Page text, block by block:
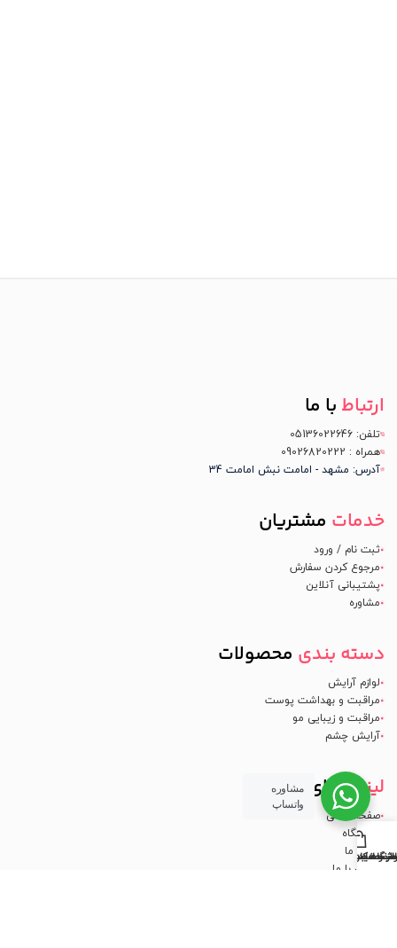
ارتباط با ما
تلفن: 05136022646
همراه : 09026820222
آدرس: مشهد - امامت نبش امامت 34
خدمات مشتریان
ثبت نام / ورود
مرجوع کردن سفارش
پشتیبانی آنلاین
مشاوره
دسته بندی محصولات
لوازم آرایش
مراقبت و بهداشت پوست
مراقبت و زیبایی مو
آرایش چشم
لینکهای مفید
صفحه اصلی
فروشگاه
درباره ما
تماس با ما
مفید
و ادکلن
صفحه اصلی
سبد خرید
مشاوره
واتساپ